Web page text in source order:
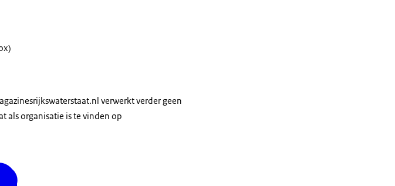
verwerkt verder geen
als organisatie is te vinden op